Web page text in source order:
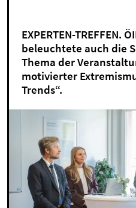
EXPERTEN-TREFFEN.
beleuchtete auch die
Thema der
motivierter
Trends“.